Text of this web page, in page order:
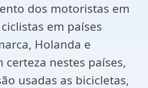
dos motoristas em
em países
Holanda e
certeza nestes países,
usadas as bicicletas,